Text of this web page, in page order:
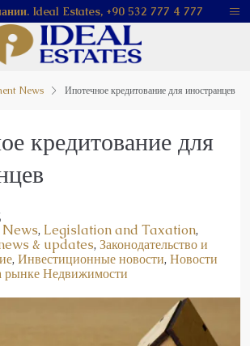
Ideal Estates, +90 532 777 4 777
News Ипотечное кредитование для иностранцев
кредитование для
News, Legislation and Taxation,
& updates, Законодательство и
, Инвестиционные новости, Новости
рынке Недвижимости